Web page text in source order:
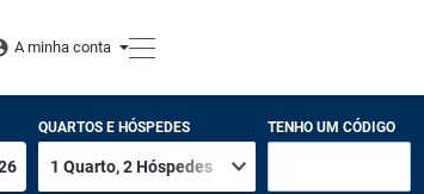
A minha conta
QUARTOS E HÓSPEDES TENHO UM CÓDIGO